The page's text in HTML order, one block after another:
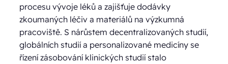
procesu vývoje léků a zajišťuje dodávky
zkoumaných léčiv a materiálů na výzkumná
pracoviště. S nárůstem decentralizovaných studií,
globálních studií a personalizované medicíny se
řízení zásobování klinických studií stalo